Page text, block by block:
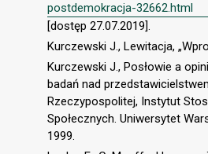
postdemokracja-32662.html
[dostęp 27.07.2019].
Kurczewski J., Lewitacja,
Kurczewski J., Posłowie a
badań nad
Rzeczypospolitej, Instytut
Społecznych. Uniwersytet
1999.